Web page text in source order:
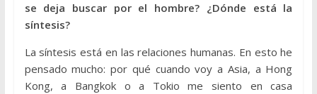
se deja buscar por el hombre? ¿Dónde está la
síntesis?
La síntesis está en las relaciones humanas. En esto he
pensado mucho: por qué cuando voy a Asia, a Hong
Kong, a Bangkok o a Tokio me siento en casa